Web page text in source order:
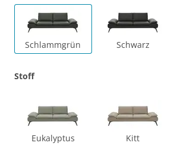
Schlammgrün Schwarz
Stoff
Eukalyptus Kitt